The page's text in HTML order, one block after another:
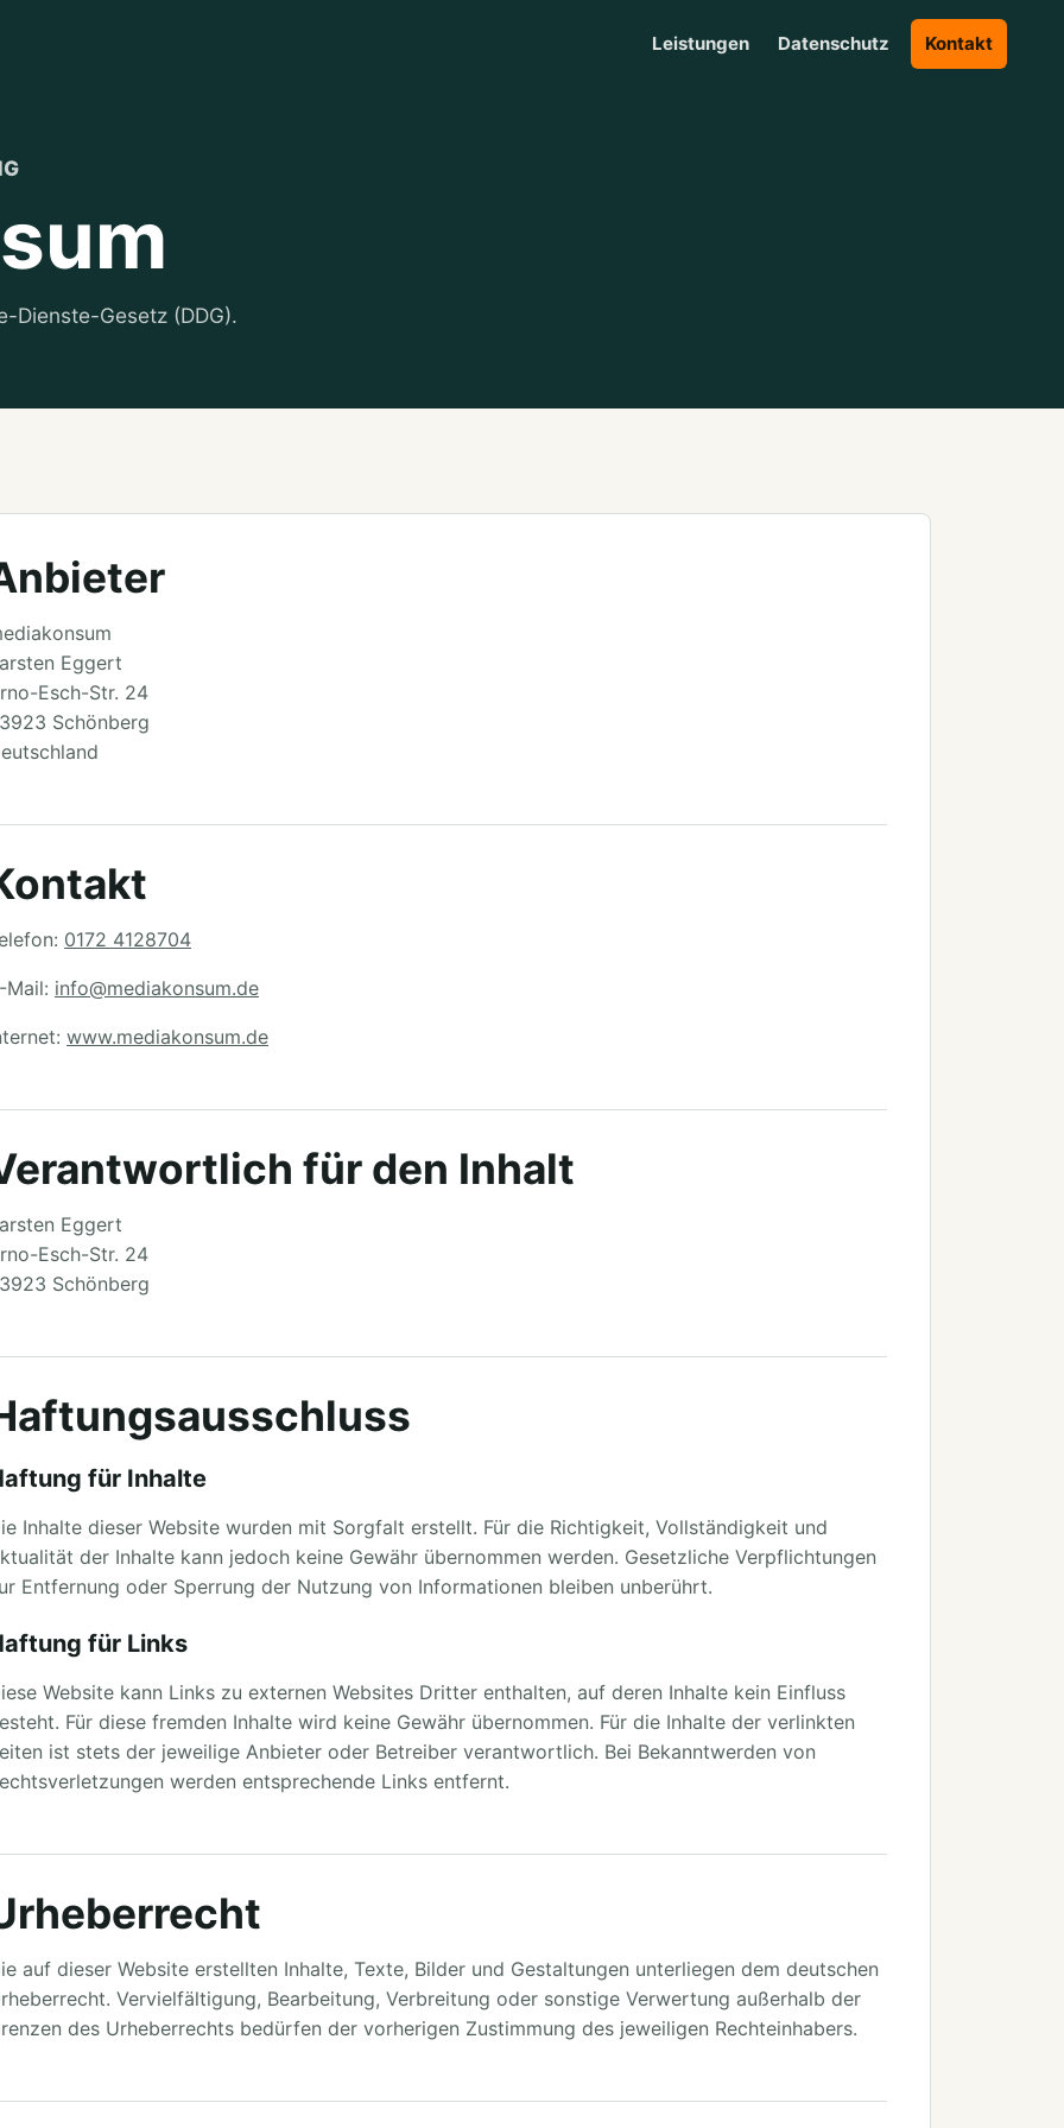
Leistungen Datenschutz Kontakt
Dienste-Gesetz (DDG).
Eggert
Esch-Str. 24
Schönberg
0172 4128704
Mail: info@mediakonsum.de
www.mediakonsum.de
für den Inhalt
Eggert
Esch-Str. 24
Schönberg
für Inhalte
Inhalte dieser Website wurden mit Sorgfalt erstellt. Für die Richtigkeit, Vollständigkeit und
der Inhalte kann jedoch keine Gewähr übernommen werden. Gesetzliche Verpflichtungen
Entfernung oder Sperrung der Nutzung von Informationen bleiben unberührt.
für Links
Website kann Links zu externen Websites Dritter enthalten, auf deren Inhalte kein Einfluss
Für diese fremden Inhalte wird keine Gewähr übernommen. Für die Inhalte der verlinkten
ist stets der jeweilige Anbieter oder Betreiber verantwortlich. Bei Bekanntwerden von
werden entsprechende Links entfernt.
auf dieser Website erstellten Inhalte, Texte, Bilder und Gestaltungen unterliegen dem deutschen
Vervielfältigung, Bearbeitung, Verbreitung oder sonstige Verwertung außerhalb der
des Urheberrechts bedürfen der vorherigen Zustimmung des jeweiligen Rechteinhabers.